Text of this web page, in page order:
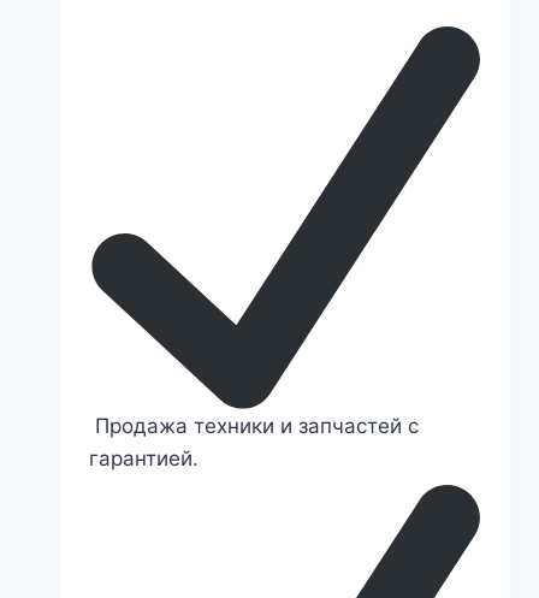
Продажа техники и запчастей с
гарантией.